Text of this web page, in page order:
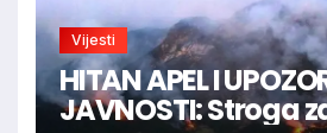
Vijesti
HITAN APEL I
JAVNOSTI: Stroga